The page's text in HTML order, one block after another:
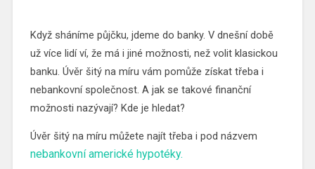
Když sháníme půjčku, jdeme do banky. V dnešní době
už více lidí ví, že má i jiné možnosti, než volit klasickou
banku. Úvěr šitý na míru vám pomůže získat třeba i
nebankovní společnost. A jak se takové finanční
možnosti nazývají? Kde je hledat?
Úvěr šitý na míru můžete najít třeba i pod názvem
nebankovní americké hypotéky.